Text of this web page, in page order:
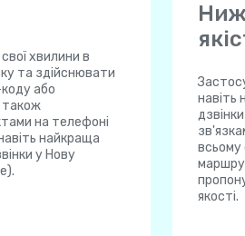
хвилини в
та здійснювати
або
також
на телефоні
найкраща
у Нову
навіть
всьому
якості.